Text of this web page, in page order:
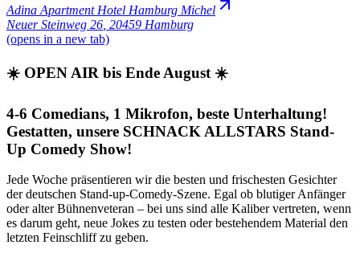
Adina Apartment Hotel Hamburg Michel
Neuer Steinweg 26 20459 Hamburg
(opens in a new tab)
☀️ OPEN AIR bis Ende August ☀️
4-6 Comedians, 1 Mikrofon, beste Unterhaltung!
Gestatten, unsere SCHNACK ALLSTARS Stand-
Up Comedy Show!
Jede Woche präsentieren wir die besten und frischesten Gesichter
der deutschen Stand-up-Comedy-Szene. Egal ob blutiger Anfänger
oder alter Bühnenveteran – bei uns sind alle Kaliber vertreten, wenn
es darum geht, neue Jokes zu testen oder bestehendem Material den
letzten Feinschliff zu geben.